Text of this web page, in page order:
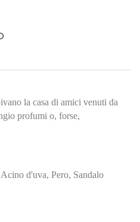
la casa di amici venuti da
profumi o, forse,
d'uva, Pero, Sandalo